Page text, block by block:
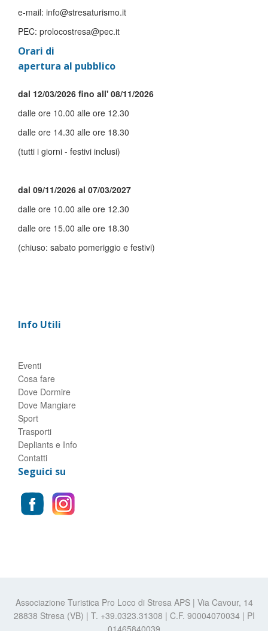
e-mail: info@stresaturismo.it
PEC: prolocostresa@pec.it
Orari di
apertura al pubblico
dal 12/03/2026 fino all' 08/11/2026
dalle ore 10.00 alle ore 12.30
dalle ore 14.30 alle ore 18.30
(tutti i giorni - festivi inclusi)
dal 09/11/2026 al 07/03/2027
dalle ore 10.00 alle ore 12.30
dalle ore 15.00 alle ore 18.30
(chiuso: sabato pomeriggio e festivi)
Info Utili
Eventi
Cosa fare
Dove Dormire
Dove Mangiare
Sport
Trasporti
Depliants e Info
Contatti
Seguici su
Associazione Turistica Pro Loco di Stresa APS | Via Cavour, 14
28838 Stresa (VB) | T. +39.0323.31308 | C.F. 90004070034 | PI